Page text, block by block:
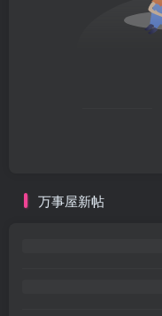
万事屋新帖